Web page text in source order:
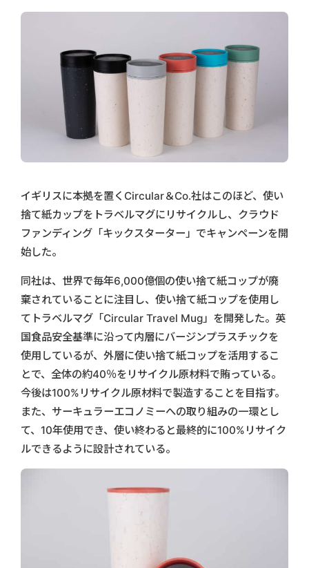
イギリスに本拠を置くCircular＆Co.社はこのほど、使い
捨て紙カップをトラベルマグにリサイクルし、クラウド
ファンディング「キックスターター」でキャンペーンを開
始した。
同社は、世界で毎年6,000億個の使い捨て紙コップが廃
棄されていることに注目し、使い捨て紙コップを使用し
てトラベルマグ「Circular Travel Mug」を開発した。英
国食品安全基準に沿って内層にバージンプラスチックを
使用しているが、外層に使い捨て紙コップを活用するこ
とで、全体の約40％をリサイクル原材料で賄っている。
今後は100%リサイクル原材料で製造することを目指す。
また、サーキュラーエコノミーへの取り組みの一環とし
て、10年使用でき、使い終わると最終的に100%リサイク
ルできるように設計されている。